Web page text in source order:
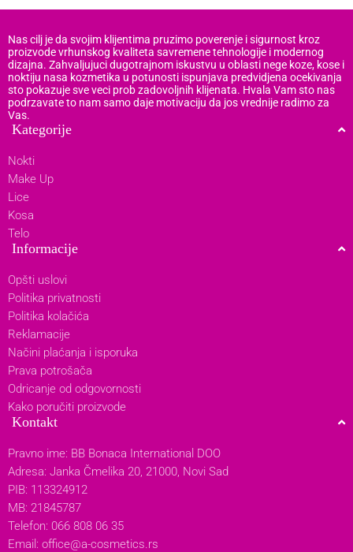
Nas cilj je da svojim klijentima pruzimo poverenje i sigurnost kroz
proizvode vrhunskog kvaliteta savremene tehnologije i modernog
dizajna. Zahvaljujuci dugotrajnom iskustvu u oblasti nege koze, kose i
noktiju nasa kozmetika u potunosti ispunjava predvidjena ocekivanja
sto pokazuje sve veci prob zadovoljnih klijenata. Hvala Vam sto nas
podrzavate to nam samo daje motivaciju da jos vrednije radimo za
Vas.
Kategorije
Nokti
Make Up
Lice
Kosa
Telo
Informacije
Opšti uslovi
Politika privatnosti
Politika kolačića
Reklamacije
Načini plaćanja i isporuka
Prava potrošača
Odricanje od odgovornosti
Kako poručiti proizvode
Kontakt
Pravno ime: BB Bonaca International DOO
Adresa: Janka Čmelika 20, 21000, Novi Sad
PIB: 113324912
MB: 21845787
Telefon: 066 808 06 35
Email: office@a-cosmetics.rs